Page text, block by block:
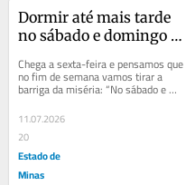
Dormir até mais tarde
no sábado e domingo
cansaço
Chega a sexta-feira e pensamos que
no fim de semana vamos tirar a
barriga da miséria: “No sábado e
domingo, vou dormir sem hora para
acordar”....
11.07.2026
20
Estado de
Minas